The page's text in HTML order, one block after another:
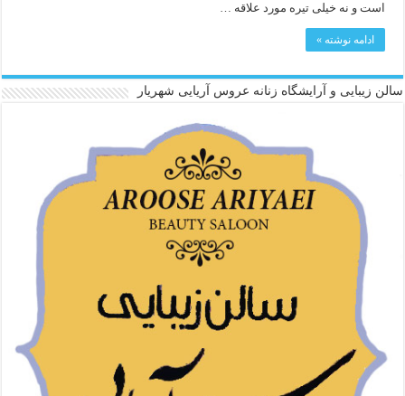
است و نه خیلی تیره مورد علاقه …
ادامه نوشته »
سالن زیبایی و آرایشگاه زنانه عروس آریایی شهریار